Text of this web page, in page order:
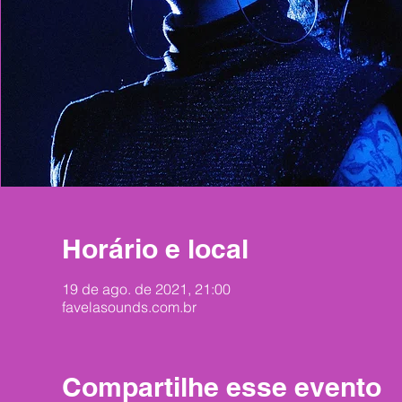
Horário e local
19 de ago. de 2021, 21:00
favelasounds.com.br
Compartilhe esse evento